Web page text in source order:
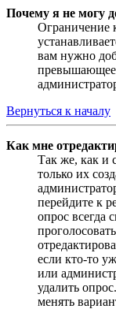
Почему я не могу
Ограничение
вам нужно
превышающее
Вернуться к началу
Как мне
Так же, как и
только их
перейдите к
опрос всегда
если кто-то
или
удалить
менять